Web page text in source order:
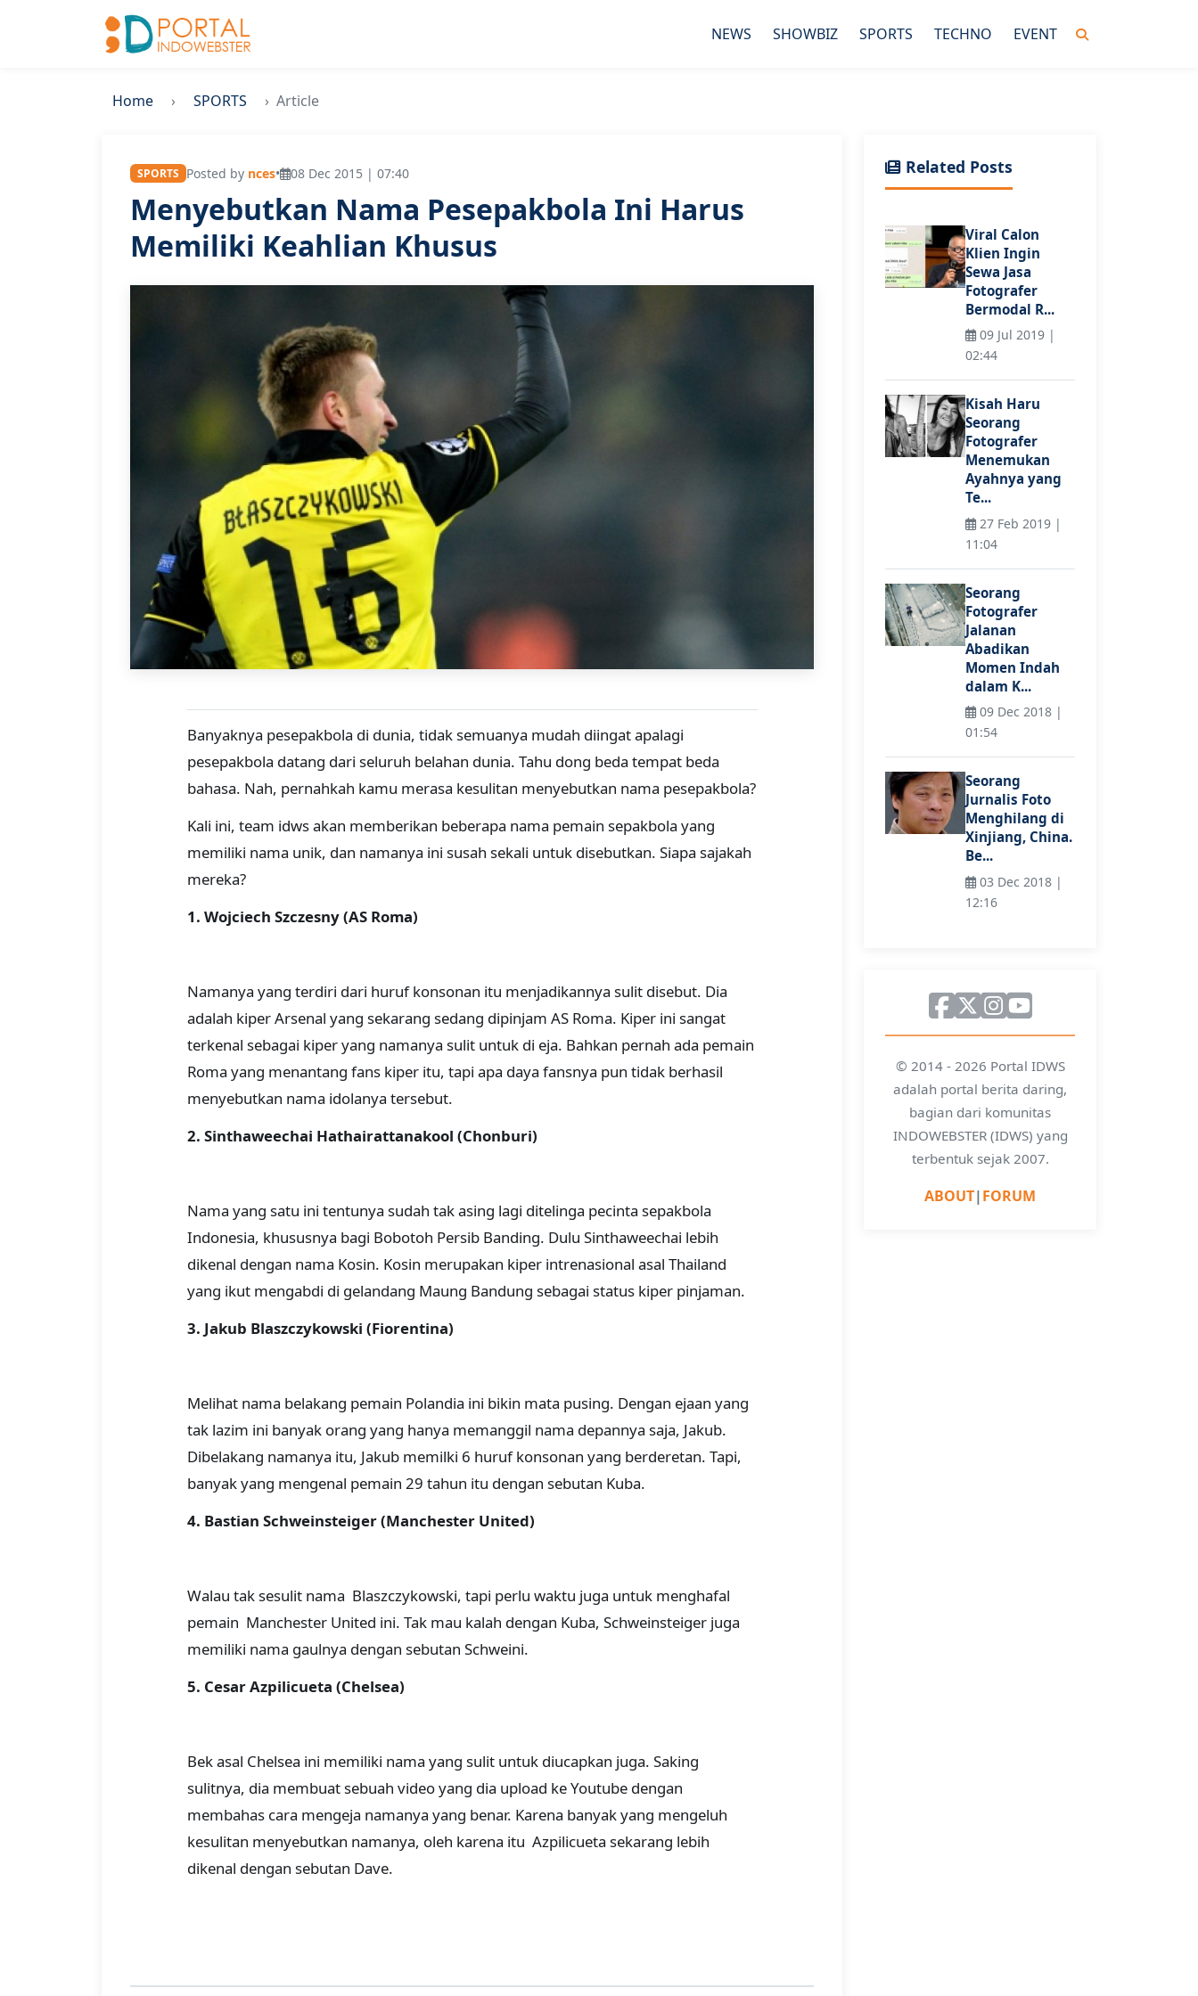
NEWS SHOWBIZ SPORTS TECHNO EVENT
Home SPORTS Article
SPORTS Posted by nces• 08 Dec 2015 | 07:40
Menyebutkan Nama Pesepakbola Ini Harus
Memiliki Keahlian Khusus
Banyaknya pesepakbola di dunia, tidak semuanya mudah diingat apalagi
pesepakbola datang dari seluruh belahan dunia. Tahu dong beda tempat beda
bahasa. Nah, pernahkah kamu merasa kesulitan menyebutkan nama pesepakbola?
Kali ini, team idws akan memberikan beberapa nama pemain sepakbola yang
memiliki nama unik, dan namanya ini susah sekali untuk disebutkan. Siapa sajakah
mereka?
1. Wojciech Szczesny (AS Roma)
Namanya yang terdiri dari huruf konsonan itu menjadikannya sulit disebut. Dia
adalah kiper Arsenal yang sekarang sedang dipinjam AS Roma. Kiper ini sangat
terkenal sebagai kiper yang namanya sulit untuk di eja. Bahkan pernah ada pemain
Roma yang menantang fans kiper itu, tapi apa daya fansnya pun tidak berhasil
menyebutkan nama idolanya tersebut.
2. Sinthaweechai Hathairattanakool (Chonburi)
Nama yang satu ini tentunya sudah tak asing lagi ditelinga pecinta sepakbola
Indonesia, khususnya bagi Bobotoh Persib Banding. Dulu Sinthaweechai lebih
dikenal dengan nama Kosin. Kosin merupakan kiper intrenasional asal Thailand
yang ikut mengabdi di gelandang Maung Bandung sebagai status kiper pinjaman.
3. Jakub Blaszczykowski (Fiorentina)
Melihat nama belakang pemain Polandia ini bikin mata pusing. Dengan ejaan yang
tak lazim ini banyak orang yang hanya memanggil nama depannya saja, Jakub.
Dibelakang namanya itu, Jakub memilki 6 huruf konsonan yang berderetan. Tapi,
banyak yang mengenal pemain 29 tahun itu dengan sebutan Kuba.
4. Bastian Schweinsteiger (Manchester United)
Walau tak sesulit nama Blaszczykowski, tapi perlu waktu juga untuk menghafal
pemain Manchester United ini. Tak mau kalah dengan Kuba, Schweinsteiger juga
memiliki nama gaulnya dengan sebutan Schweini.
5. Cesar Azpilicueta (Chelsea)
Bek asal Chelsea ini memiliki nama yang sulit untuk diucapkan juga. Saking
sulitnya, dia membuat sebuah video yang dia upload ke Youtube dengan
membahas cara mengeja namanya yang benar. Karena banyak yang mengeluh
kesulitan menyebutkan namanya, oleh karena itu Azpilicueta sekarang lebih
dikenal dengan sebutan Dave.
Related Posts
Viral Calon
Klien Ingin
Sewa Jasa
Fotografer
Bermodal R...
09 Jul 2019 |
02:44
Kisah Haru
Seorang
Fotografer
Menemukan
Ayahnya yang
Te...
27 Feb 2019 |
11:04
Seorang
Fotografer
Jalanan
Abadikan
Momen Indah
dalam K...
09 Dec 2018 |
01:54
Seorang
Jurnalis Foto
Menghilang di
Xinjiang, China.
Be...
03 Dec 2018 |
12:16
© 2014 - 2026 Portal IDWS
adalah portal berita daring,
bagian dari komunitas
INDOWEBSTER (IDWS) yang
terbentuk sejak 2007.
ABOUT|FORUM